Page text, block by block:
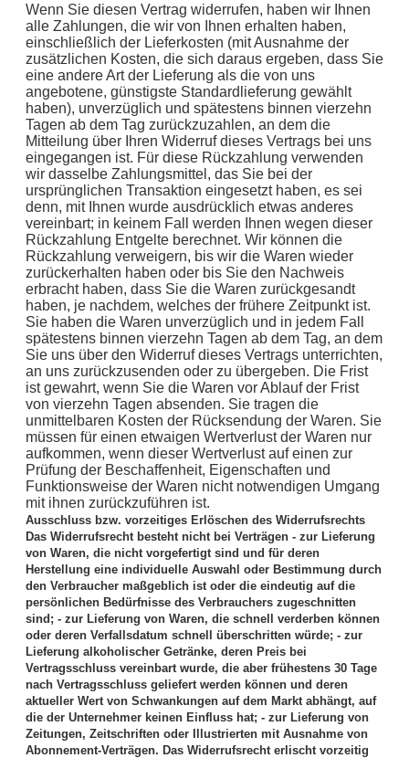
Wenn Sie diesen Vertrag widerrufen, haben wir Ihnen
alle Zahlungen, die wir von Ihnen erhalten haben,
einschließlich der Lieferkosten (mit Ausnahme der
zusätzlichen Kosten, die sich daraus ergeben, dass Sie
eine andere Art der Lieferung als die von uns
angebotene, günstigste Standardlieferung gewählt
haben), unverzüglich und spätestens binnen vierzehn
Tagen ab dem Tag zurückzuzahlen, an dem die
Mitteilung über Ihren Widerruf dieses Vertrags bei uns
eingegangen ist. Für diese Rückzahlung verwenden
wir dasselbe Zahlungsmittel, das Sie bei der
ursprünglichen Transaktion eingesetzt haben, es sei
denn, mit Ihnen wurde ausdrücklich etwas anderes
vereinbart; in keinem Fall werden Ihnen wegen dieser
Rückzahlung Entgelte berechnet. Wir können die
Rückzahlung verweigern, bis wir die Waren wieder
zurückerhalten haben oder bis Sie den Nachweis
erbracht haben, dass Sie die Waren zurückgesandt
haben, je nachdem, welches der frühere Zeitpunkt ist.
Sie haben die Waren unverzüglich und in jedem Fall
spätestens binnen vierzehn Tagen ab dem Tag, an dem
Sie uns über den Widerruf dieses Vertrags unterrichten,
an uns zurückzusenden oder zu übergeben. Die Frist
ist gewahrt, wenn Sie die Waren vor Ablauf der Frist
von vierzehn Tagen absenden. Sie tragen die
unmittelbaren Kosten der Rücksendung der Waren. Sie
müssen für einen etwaigen Wertverlust der Waren nur
aufkommen, wenn dieser Wertverlust auf einen zur
Prüfung der Beschaffenheit, Eigenschaften und
Funktionsweise der Waren nicht notwendigen Umgang
mit ihnen zurückzuführen ist.
Ausschluss bzw. vorzeitiges Erlöschen des Widerrufsrechts
Das Widerrufsrecht besteht nicht bei Verträgen - zur Lieferung
von Waren, die nicht vorgefertigt sind und für deren
Herstellung eine individuelle Auswahl oder Bestimmung durch
den Verbraucher maßgeblich ist oder die eindeutig auf die
persönlichen Bedürfnisse des Verbrauchers zugeschnitten
sind; - zur Lieferung von Waren, die schnell verderben können
oder deren Verfallsdatum schnell überschritten würde; - zur
Lieferung alkoholischer Getränke, deren Preis bei
Vertragsschluss vereinbart wurde, die aber frühestens 30 Tage
nach Vertragsschluss geliefert werden können und deren
aktueller Wert von Schwankungen auf dem Markt abhängt, auf
die der Unternehmer keinen Einfluss hat; - zur Lieferung von
Zeitungen, Zeitschriften oder Illustrierten mit Ausnahme von
Abonnement-Verträgen. Das Widerrufsrecht erlischt vorzeitig